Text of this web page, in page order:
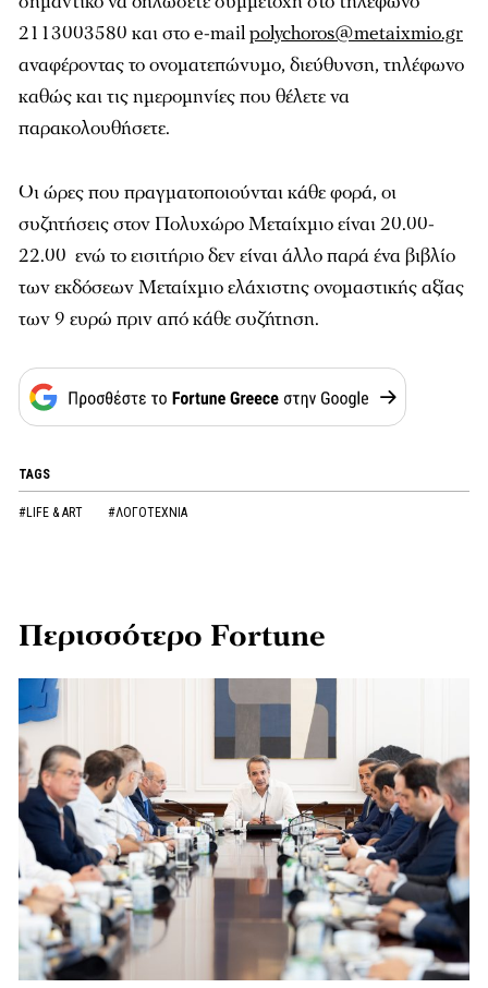
2113003580 και στο e-mailpolychoros@metaixmio.gr
αναφέροντας το ονοματεπώνυμο, διεύθυνση, τηλέφωνο
καθώς και τις ημερομηνίες που θέλετε να
παρακολουθήσετε.
Οι ώρες που πραγματοποιούνται κάθε φορά, οι
συζητήσεις στον Πολυχώρο Μεταίχμιο είναι 20.00-
22.00 ενώ το εισιτήριο δεν είναι άλλο παρά ένα βιβλίο
των εκδόσεων Μεταίχμιο ελάχιστης ονομαστικής αξίας
των 9 ευρώ πριν από κάθε συζήτηση.
TAGS
#LIFE & ART #ΛΟΓΟΤΕΧΝΙΑ
Περισσότερο Fortune